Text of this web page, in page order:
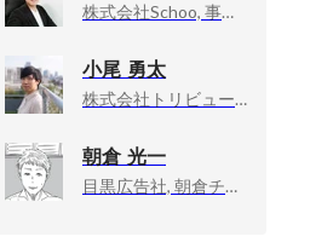
株式会社Schoo, 事業本部 副本部長/法人事業責任者
小尾 勇太
株式会社トリビュー, 取締役 COO・CTO
朝倉 光一
目黒広告社, 朝倉チーム／クリエイティブ・ディレクター